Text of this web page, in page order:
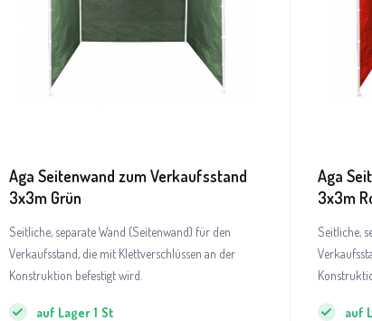
Aga Seitenwand zum Verkaufsstand
3x3m Grün
Seitliche, separate Wand (Seitenwand) für den
Verkaufsstand, die mit Klettverschlüssen an der
Konstruktion befestigt wird.
auf Lager 1 St
Aga
3x3m
Seitliche,
auf